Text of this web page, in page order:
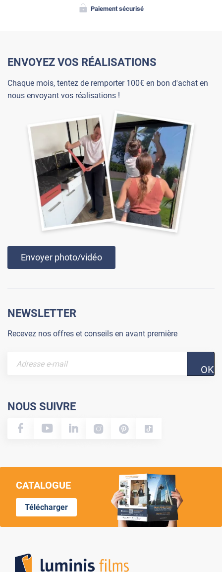
Paiement sécurisé
ENVOYEZ VOS RÉALISATIONS
Chaque mois, tentez de remporter 100€ en bon d'achat en
nous envoyant vos réalisations !
Envoyer photo/vidéo
NEWSLETTER
Recevez nos offres et conseils en avant première
OK
NOUS SUIVRE
CATALOGUE
Télécharger